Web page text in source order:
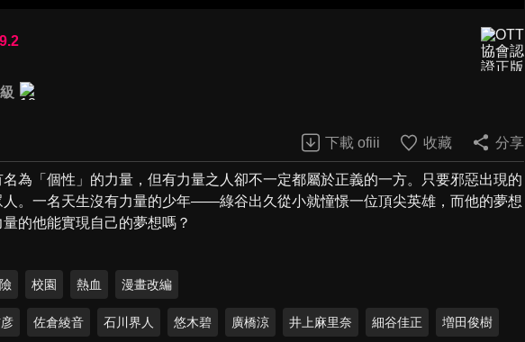
9.2
下載 ofiii 收藏 分享
為「個性」的力量，但有力量之人卻不一定都屬於正義的一方。只要邪惡出現的
。一名天生沒有力量的少年——綠谷出久從小就憧憬一位頂尖英雄，而他的夢想
的他能實現自己的夢想嗎？
校園 熱血 漫畫改編
佐倉綾音 石川界人 悠木碧 廣橋涼 井上麻里奈 細谷佳正 増田俊樹